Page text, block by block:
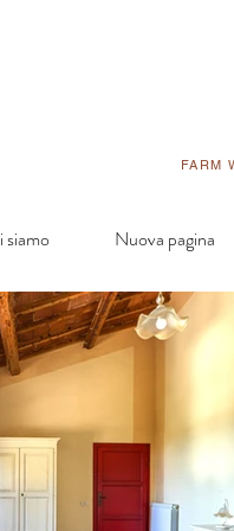
FARM
siamo Nuova pagina